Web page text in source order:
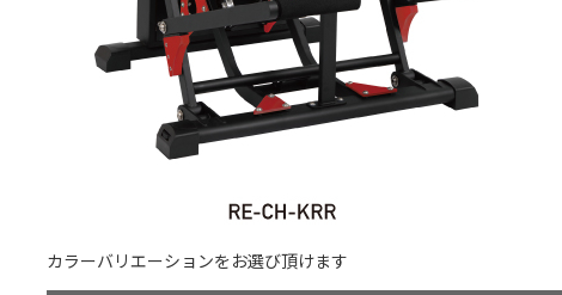
カラーバリエーションをお選び頂けます